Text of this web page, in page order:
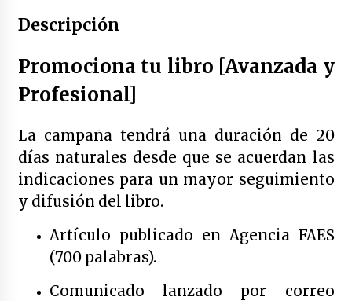
Descripción
Promociona tu libro [Avanzada y
Profesional]
La campaña tendrá una duración de 20
días naturales desde que se acuerdan las
indicaciones para un mayor seguimiento
y difusión del libro.
Artículo publicado en Agencia FAES
(700 palabras).
Comunicado lanzado por correo